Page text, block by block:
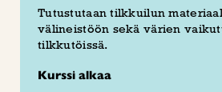
Tutustutaan tilkkuilun
välineistöön sekä värien
tilkkutöissä.
Kurssi alkaa